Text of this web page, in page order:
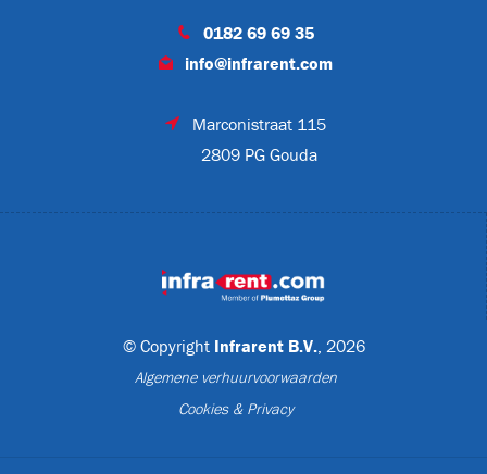
0182 69 69 35
info@infrarent.com
Marconistraat 115
2809 PG Gouda
© Copyright Infrarent B.V., 2026
Algemene verhuurvoorwaarden
Cookies & Privacy